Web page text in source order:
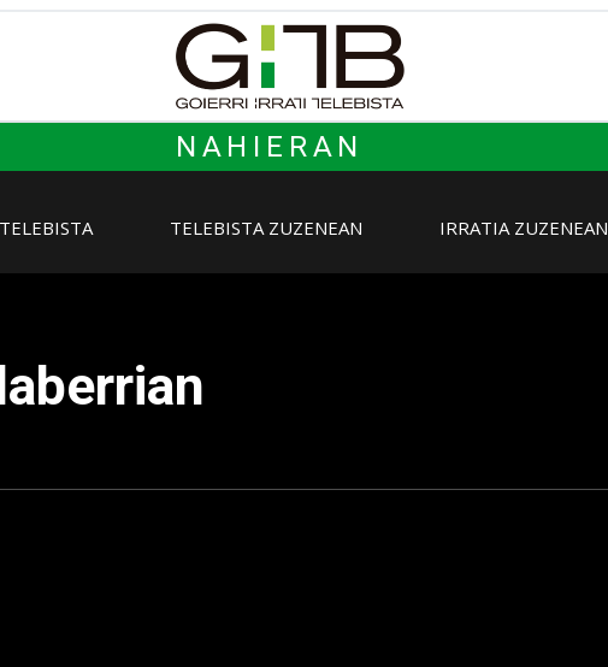
NAHIERAN
TELEBISTA ZUZENEAN IRRATIA ZUZENEAN